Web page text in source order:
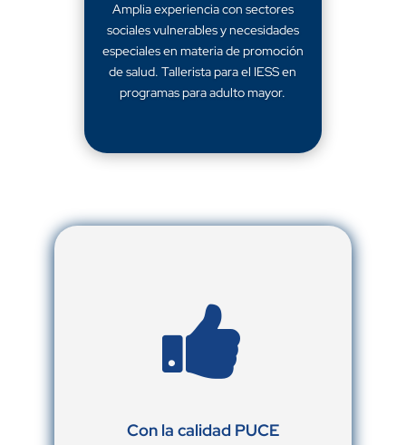
Amplia experiencia con sectores
sociales vulnerables y necesidades
especiales en materia de promoción
de salud. Tallerista para el IESS en
programas para adulto mayor.

Con la calidad PUCE